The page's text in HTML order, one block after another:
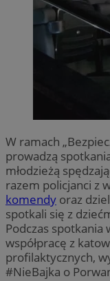
W ramach
prowadzą
młodzieżą
razem policjanci z
komendy oraz
spotkali się z
Podczas spotkania
współpracę z
profilaktycznych,
#NieBajka o